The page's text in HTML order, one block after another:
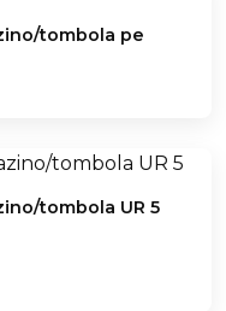
tombola pe
tombola UR 5